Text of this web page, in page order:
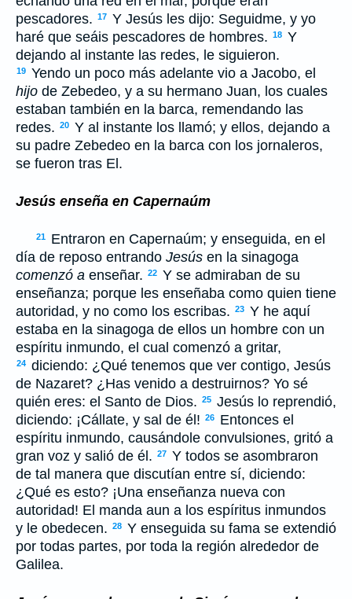
pescadores. 17 Y Jesús les dijo: Seguidme, y yo
haré que seáis pescadores de hombres. 18 Y
dejando al instante las redes, le siguieron.
19 Yendo un poco más adelante vio a Jacobo, el
hijo de Zebedeo, y a su hermano Juan, los cuales
estaban también en la barca, remendando las
redes. 20 Y al instante los llamó; y ellos, dejando a
su padre Zebedeo en la barca con los jornaleros,
se fueron tras El.
Jesús enseña en Capernaúm
21
Entraron en Capernaúm; y enseguida, en el
día de reposo entrando Jesús en la sinagoga
comenzó a enseñar. 22 Y se admiraban de su
enseñanza; porque les enseñaba como quien tiene
autoridad, y no como los escribas. 23 Y he aquí
estaba en la sinagoga de ellos un hombre con un
espíritu inmundo, el cual comenzó a gritar,
24 diciendo: ¿Qué tenemos que ver contigo, Jesús
de Nazaret? ¿Has venido a destruirnos? Yo sé
quién eres: el Santo de Dios. 25 Jesús lo reprendió,
diciendo: ¡Cállate, y sal de él! 26
Entonces el
espíritu inmundo, causándole convulsiones, gritó a
gran voz y salió de él. 27 Y todos se asombraron
de tal manera que discutían entre sí, diciendo:
¿Qué es esto? ¡Una enseñanza nueva con
autoridad! El manda aun a los espíritus inmundos
y le obedecen. 28 Y enseguida su fama se extendió
por todas partes, por toda la región alrededor de
Galilea.